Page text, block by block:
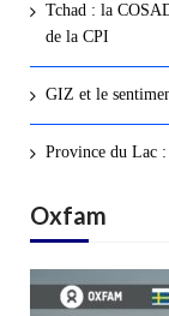
Tchad : la
de la CPI
GIZ et le
Province du Lac :
Oxfam